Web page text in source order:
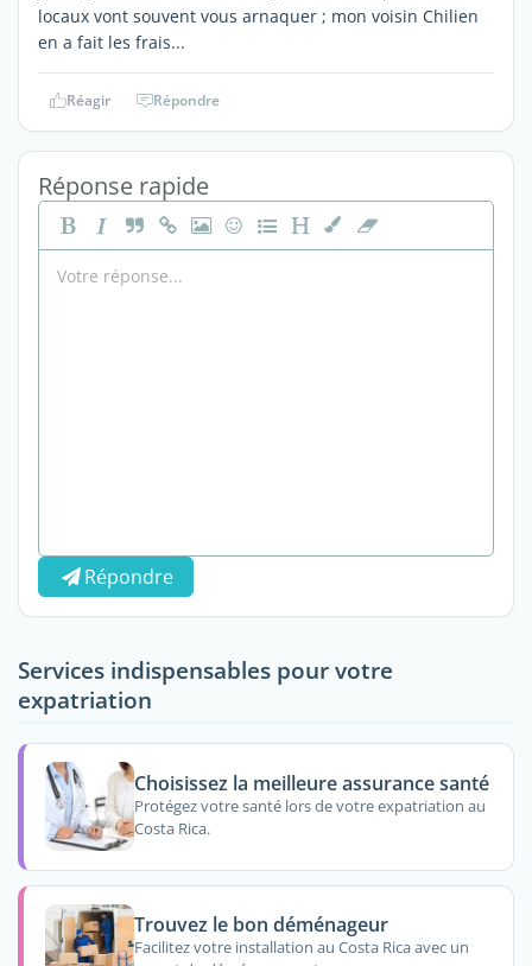
locaux vont souvent vous arnaquer ; mon voisin Chilien
en a fait les frais...
Réagir Répondre
Réponse rapide
Répondre
Services indispensables pour votre
expatriation
Choisissez la meilleure assurance santé
Protégez votre santé lors de votre expatriation au
Costa Rica.
Trouvez le bon déménageur
Facilitez votre installation au Costa Rica avec un